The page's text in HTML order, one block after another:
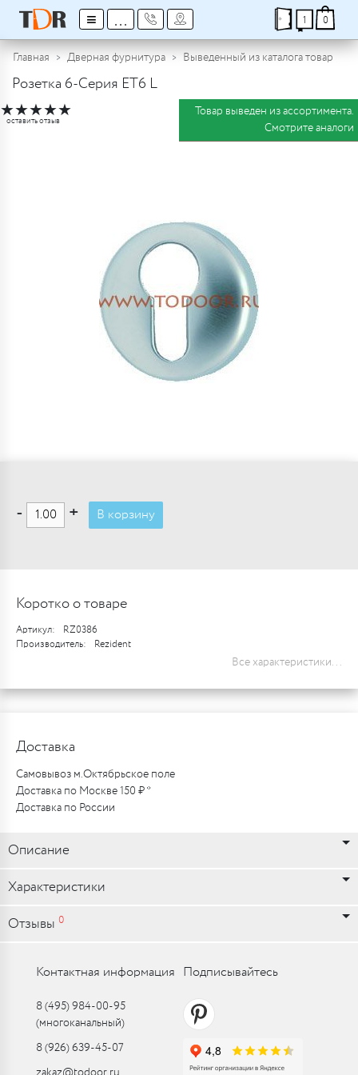
≡ ... 1 0
Главная Дверная фурнитура Выведенный из каталога товар
Розетка 6-Серия ET6 L
★★★★★
оставить отзыв
Товар выведен из ассортимента.
Смотрите аналоги
- + В корзину
Коротко о товаре
Артикул:
RZ0386
Производитель:
Rezident
Все характеристики...
Доставка
Самовывоз м.Октябрьское поле
Доставка по Москве 150 ₽ *
Доставка по России
Описание
Характеристики
Отзывы 0
Контактная информация
8 (495) 984-00-95
(многоканальный)
8 (926) 639-45-07
Подписывайтесь